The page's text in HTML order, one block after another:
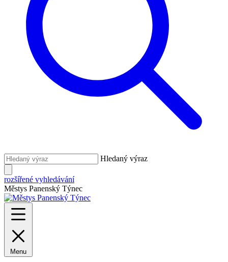
Hledaný výraz
rozšířené vyhledávání
Městys Panenský Týnec
Menu